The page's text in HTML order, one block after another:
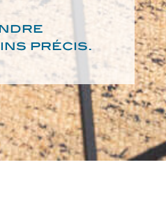
précis.